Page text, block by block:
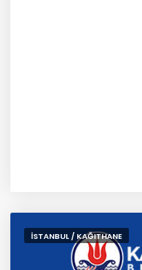
İSTANBUL / KAĞITHANE